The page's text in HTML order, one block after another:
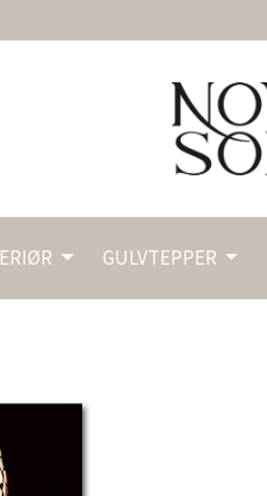
GULVTEPPER